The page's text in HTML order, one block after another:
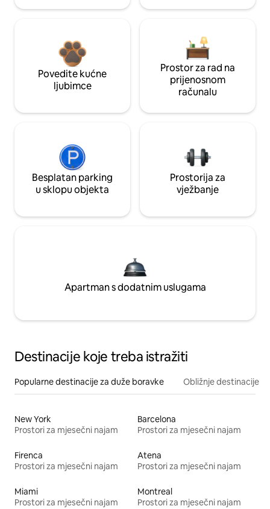
Povedite kućne
ljubimce
Prostor za rad na
prijenosnom
računalu
Besplatan parking
u sklopu objekta
Prostorija za
vježbanje
Apartman s dodatnim uslugama
Destinacije koje treba istražiti
Popularne destinacije za duže boravke Obližnje destinacije
New York
Prostori za mjesečni najam
Barcelona
Prostori za mjesečni najam
Firenca
Prostori za mjesečni najam
Atena
Prostori za mjesečni najam
Miami
Prostori za mjesečni najam
Montreal
Prostori za mjesečni najam